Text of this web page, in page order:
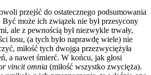
przejść do ostatecznego podsumowania
może ich związek nie był przesycony
ale z pewnością był niezwykle trwały,
losu, (a tych było naprawdę wiele) nie
miłość tych dwojga przezwyciężyła
a nawet śmierć. W końcu, jak głosi
vincit omnia (miłość wszystko zwycięża).